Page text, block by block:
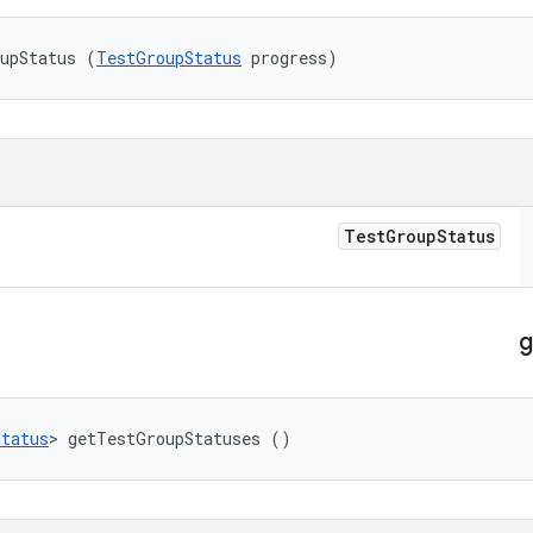
(TestGroupStatus progress)
TestGroupStatus
> getTestGroupStatuses ()